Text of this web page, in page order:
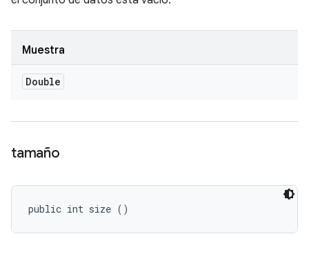
Muestra
Double
tamaño
public int size ()